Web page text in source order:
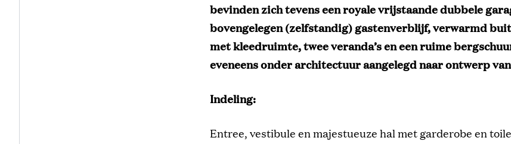
bevinden zich tevens een royale vrijstaande dubbele
bovengelegen (zelfstandig) gastenverblijf, verwarmd
met kleedruimte, twee veranda’s en een ruime
eveneens onder architectuur aangelegd naar ontwerp
Indeling:
Entree, vestibule en majestueuze hal met garderobe en